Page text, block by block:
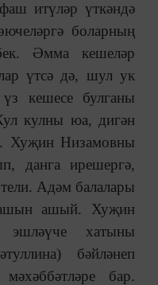
итүләр үткәндә
боларның
Әмма кешеләр
үтсә дә, шул ук
кешесе булганы
кулны юа, дигән
Хуҗин Низамовны
данга ирешергә,
Адәм балалары
ашый. Хуҗин
эшләүче хатыны
бәйләнеп
бар.